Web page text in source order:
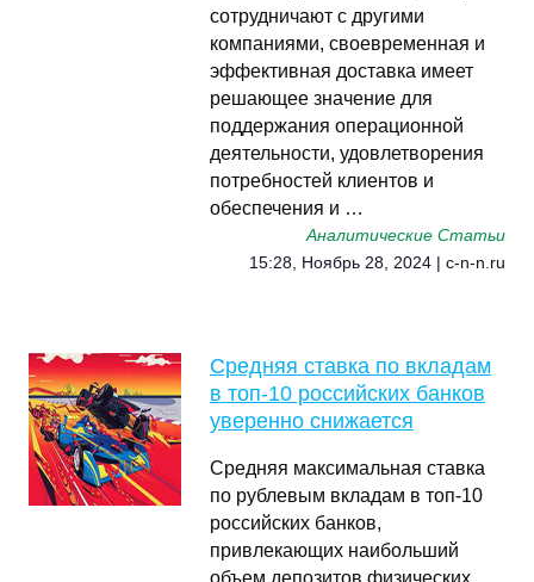
сотрудничают с другими
компаниями, своевременная и
эффективная доставка имеет
решающее значение для
поддержания операционной
деятельности, удовлетворения
потребностей клиентов и
обеспечения и …
Аналитические Статьи
15:28, Ноябрь 28, 2024 | c-n-n.ru
Средняя ставка по вкладам
в топ-10 российских банков
уверенно снижается
Средняя максимальная ставка
по рублевым вкладам в топ-10
российских банков,
привлекающих наибольший
объем депозитов физических